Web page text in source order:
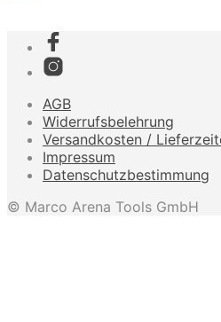
AGB
Widerrufsbelehrung
Versandkosten /
Impressum
Datenschutzbestimmung
© Marco Arena Tools GmbH